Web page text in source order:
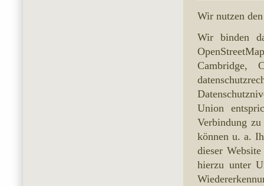
Wir nutzen
Wir binden
Cambridge,
Union
Verbindung
können u. a.
dieser
hierzu unter